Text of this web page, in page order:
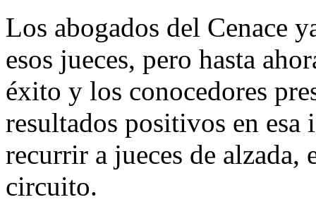
Los abogados del Cenace
esos jueces, pero hasta
éxito y los conocedores
resultados positivos en esa
recurrir a jueces de alzada,
circuito.